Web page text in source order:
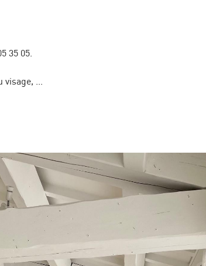
35 05.
visage, ...